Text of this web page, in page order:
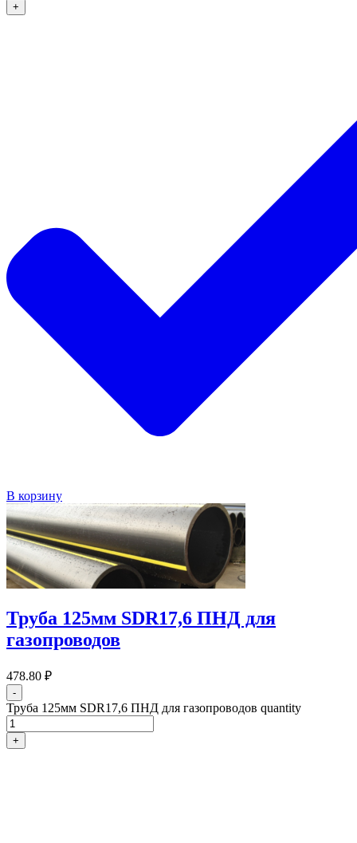
+
В корзину
Труба 125мм SDR17,6 ПНД для
газопроводов
478.80 ₽
-
Труба 125мм SDR17,6 ПНД для газопроводов quantity
+